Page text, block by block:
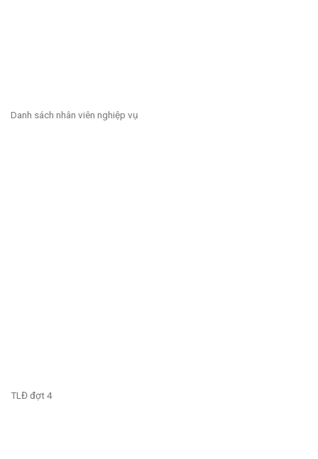
Danh sách nhân viên nghiệp vụ
TLĐ đợt 4